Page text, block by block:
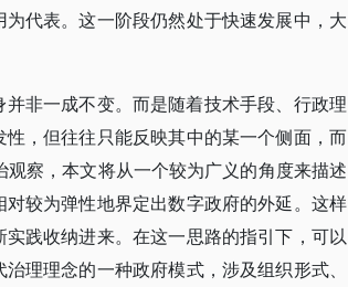
代表。这一阶段仍然处于快速发展中，大
非一成不变。而是随着技术手段、行政理
，但往往只能反映其中的某一个侧面，而
察，本文将从一个较为广义的角度来描述
较为弹性地界定出数字政府的外延。这样
践收纳进来。在这一思路的指引下，可以
理理念的一种政府模式，涉及组织形式、